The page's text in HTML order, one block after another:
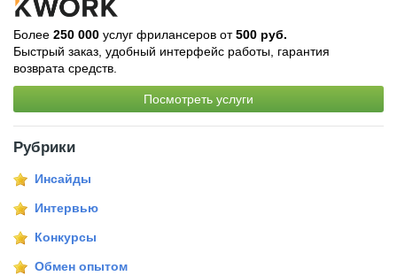
Более 250 000 услуг фрилансеров от500 руб.
Быстрый заказ, удобный интерфейс работы, гарантия
возврата средств.
Посмотреть услуги
Рубрики
Инсайды
Интервью
Конкурсы
Обмен опытом